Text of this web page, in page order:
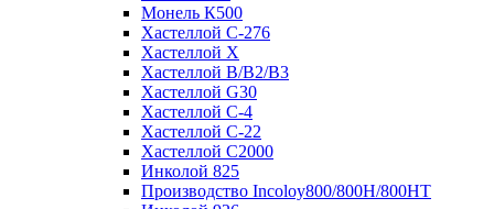
Монель К500
Хастеллой C-276
Хастеллой X
Хастеллой B/B2/B3
Хастеллой G30
Хастеллой С-4
Хастеллой С-22
Хастеллой C2000
Инколой 825
Производство Incoloy800/800H/800HT